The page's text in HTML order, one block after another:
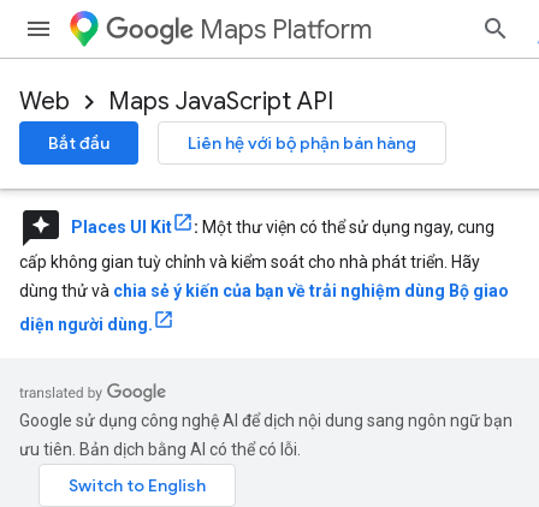
Maps Platform
Web Maps JavaScript API
Bắt đầu Liên hệ với bộ phận bán hàng
reviews Places UI Kit : Một thư viện có thể sử dụng ngay, cung
cấp không gian tuỳ chỉnh và kiểm soát cho nhà phát triển. Hãy
dùng thử và chia sẻ ý kiến của bạn về trải nghiệm dùng Bộ giao
diện người dùng.
Google sử dụng công nghệ AI để dịch nội dung sang ngôn ngữ bạn
ưu tiên. Bản dịch bằng AI có thể có lỗi.